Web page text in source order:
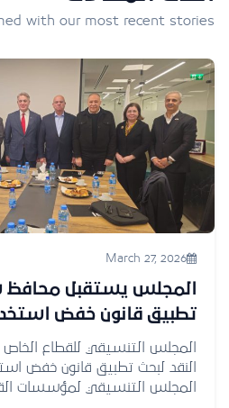
with our most recent stories
March 27, 2026
المجلس يستقبل محافظ
تطبيق قانون خفض
المجلس التنسيقي للقطاع
النقد لبحث تطبيق قانون خفض
المجلس التنسيقي لمؤسسات